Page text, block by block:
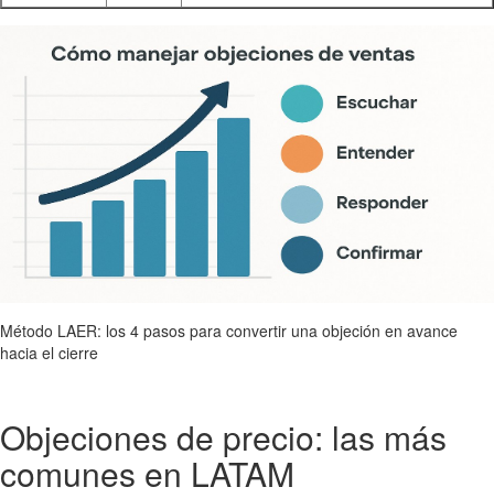
Método LAER: los 4 pasos para convertir una objeción en avance
hacia el cierre
Objeciones de precio: las más
comunes en LATAM